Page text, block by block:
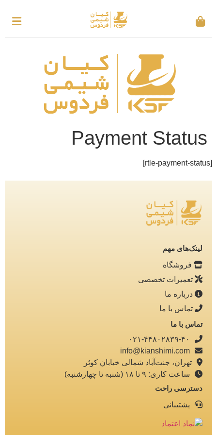
Payment Status
[rtle-payment-status]
لینک‌های مهم
فروشگاه
تعمیرات تخصصی
درباره ما
تماس با ما
تماس با ما
تهران، جنت‌آباد شمالی خیابان کوثر
ساعت کاری: ۹ تا ۱۸ (شنبه تا چهارشنبه)
دسترسی راحت
پشتیبانی